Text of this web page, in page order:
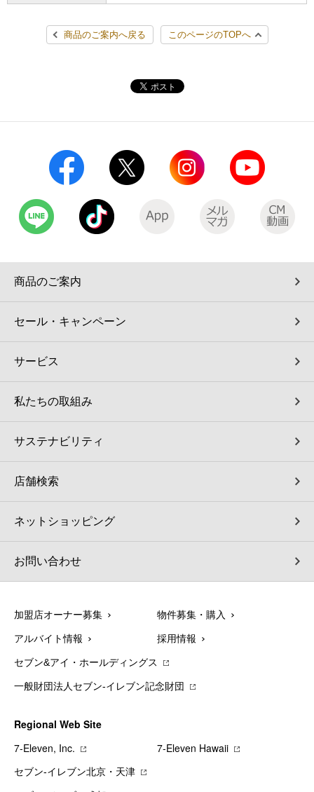
チケット
学び・教育
各種料金のお支払い
コインランドリー（店舗限定）
宅配ロッカー（店舗限定）
自転車シェアリング（店舗限定）
モバイルバッテリーシェアリング（店舗限定）
モバイルWi-Fiバッテリーシェアリング（店舗限定）
CNプレイガイド
国内店舗数
セブン‐イレブンの「商品力」
セブン-イレブンの横顔
セブン-イレブンの歴史
4VISIONS
報告書ライブラリー
English (Corporate)
ภาษาไทย(บริการ)
商品のご案内へ戻る このページのTOPへ
商品のご案内
セール・キャンペーン
サービス
私たちの取組み
サステナビリティ
店舗検索
ネットショッピング
お問い合わせ
加盟店オーナー募集 物件募集・購入
アルバイト情報 採用情報
セブン&アイ・ホールディングス
一般財団法人セブン-イレブン記念財団
Regional Web Site
7‐Eleven, Inc.
7‐Eleven Hawaii
セブン‐イレブン北京・天津